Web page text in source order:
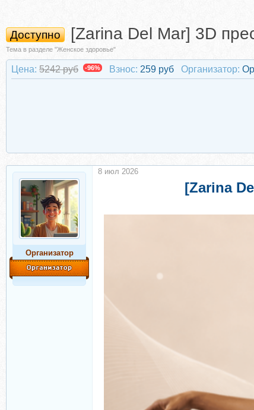
Доступно [Zarina Del Mar] 3D
Тема в разделе "Женское здоровье"
Цена: 5242 руб -96% Взнос: 259 руб Организатор:
Организатор
[Zarina
8 июл 2026